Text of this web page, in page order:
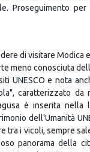
mercato del pesce
stato dichiarato
romano, il teatro
caratterizzata
Proseguimento
di visitare Modica e
meno conosciuta
UNESCO e nota